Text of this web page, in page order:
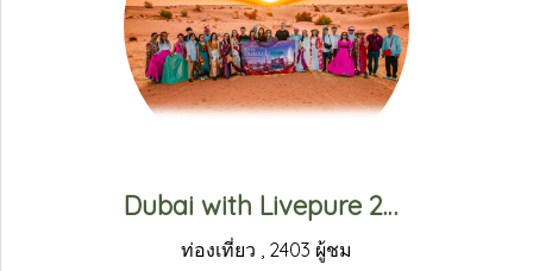
Dubai with Livepure 2023 (2)
ท่องเที่ยว , 2403 ผู้ชม